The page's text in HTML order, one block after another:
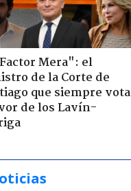
Mera": el
de la Corte de
que siempre vota
de los Lavín-